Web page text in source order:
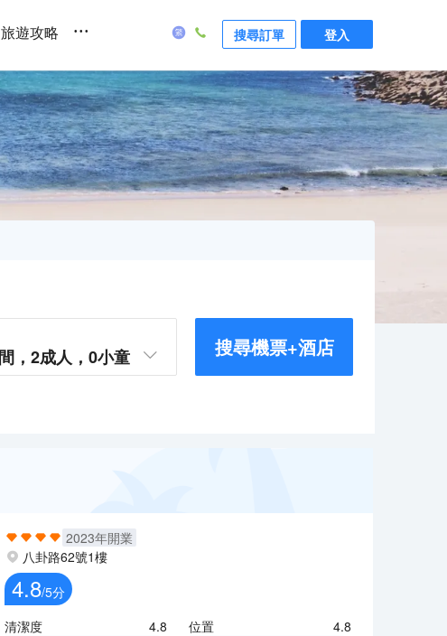
旅遊攻略 ... 搜尋訂單 登入
， 2成人， 0小童 搜尋機票+酒店
2023年開業
八卦路62號1樓
4.8/5分
清潔度
4.8 位置
4.8